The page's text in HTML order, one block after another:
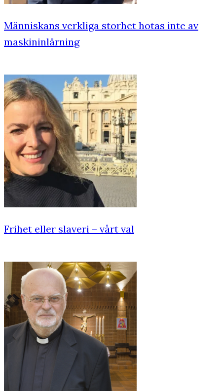
Människans verkliga storhet hotas inte av
maskininlärning
Frihet eller slaveri – vårt val